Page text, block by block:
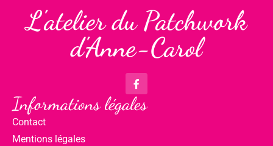
L'atelier du Patchwork
d'Anne-Carol
Informations légales
Contact
Mentions légales